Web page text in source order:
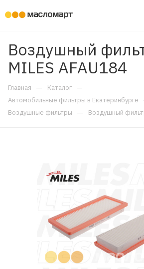
Воздушный
MILES AFAU184
Главная — Каталог —
Автомобильные фильтры в Екатеринбурге
Воздушные фильтры — Воздушный